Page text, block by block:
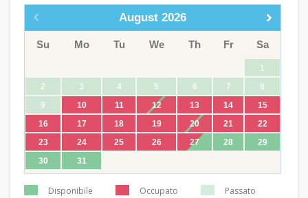
August 2026
Su Mo Tu We Th Fr Sa
1
2
3 4 5 6 7
8
9
10 11 12 13 14
15
16
17 18 19 20 21
22
23
24 25 26 27 28
29
30
31
Disponibile Occupato Passato